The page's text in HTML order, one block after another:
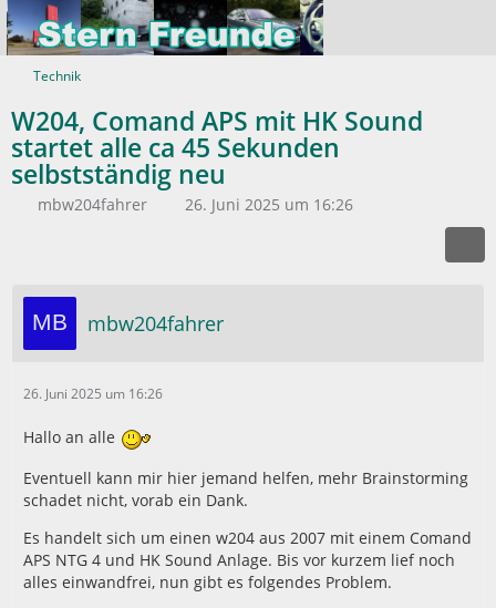
Technik
W204, Comand APS mit HK Sound
startet alle ca 45 Sekunden
selbstständig neu
mbw204fahrer 26. Juni 2025 um 16:26
mbw204fahrer
26. Juni 2025 um 16:26
Hallo an alle
Eventuell kann mir hier jemand helfen, mehr Brainstorming
schadet nicht, vorab ein Dank.
Es handelt sich um einen w204 aus 2007 mit einem Comand
APS NTG 4 und HK Sound Anlage. Bis vor kurzem lief noch
alles einwandfrei, nun gibt es folgendes Problem.